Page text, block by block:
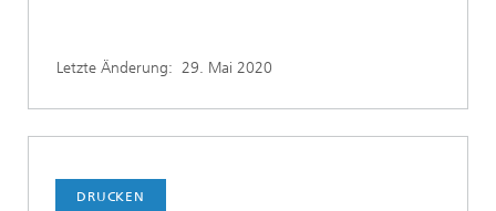
Letzte Änderung: 29. Mai 2020
DRUCKEN